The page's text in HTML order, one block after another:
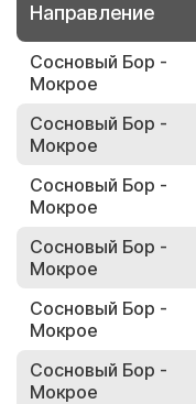
Направление
Сосновый Бор -
Мокрое
Сосновый Бор -
Мокрое
Сосновый Бор -
Мокрое
Сосновый Бор -
Мокрое
Сосновый Бор -
Мокрое
Сосновый Бор -
Мокрое